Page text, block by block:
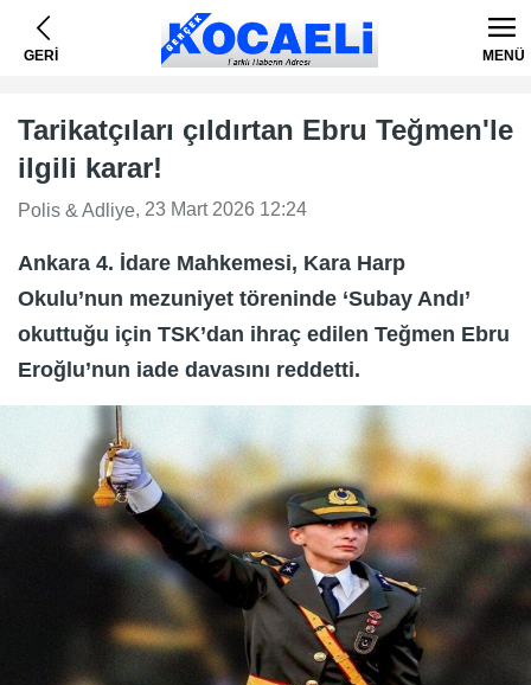
GERİ MENÜ
Tarikatçıları çıldırtan Ebru Teğmen'le
ilgili karar!
Polis & Adliye, 23 Mart 2026 12:24
Ankara 4. İdare Mahkemesi, Kara Harp
Okulu’nun mezuniyet töreninde ‘Subay Andı’
okuttuğu için TSK’dan ihraç edilen Teğmen Ebru
Eroğlu’nun iade davasını reddetti.